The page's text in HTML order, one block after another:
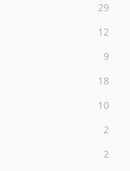
29
12
9
18
10
2
2